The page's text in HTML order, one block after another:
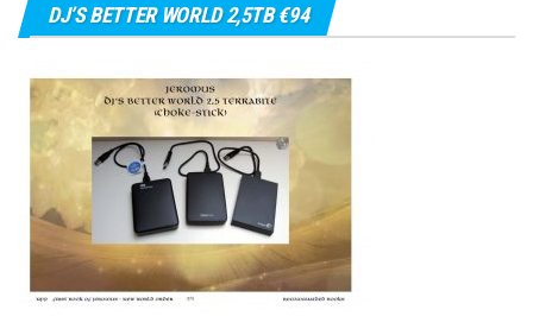
DJ’S BETTER WORLD 2,5TB €94